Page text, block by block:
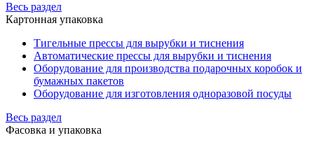
Весь раздел
Картонная упаковка
Тигельные прессы для вырубки и тиснения
Автоматические прессы для вырубки и тиснения
Оборудование для производства подарочных коробок и
бумажных пакетов
Оборудование для изготовления одноразовой посуды
Весь раздел
Фасовка и упаковка